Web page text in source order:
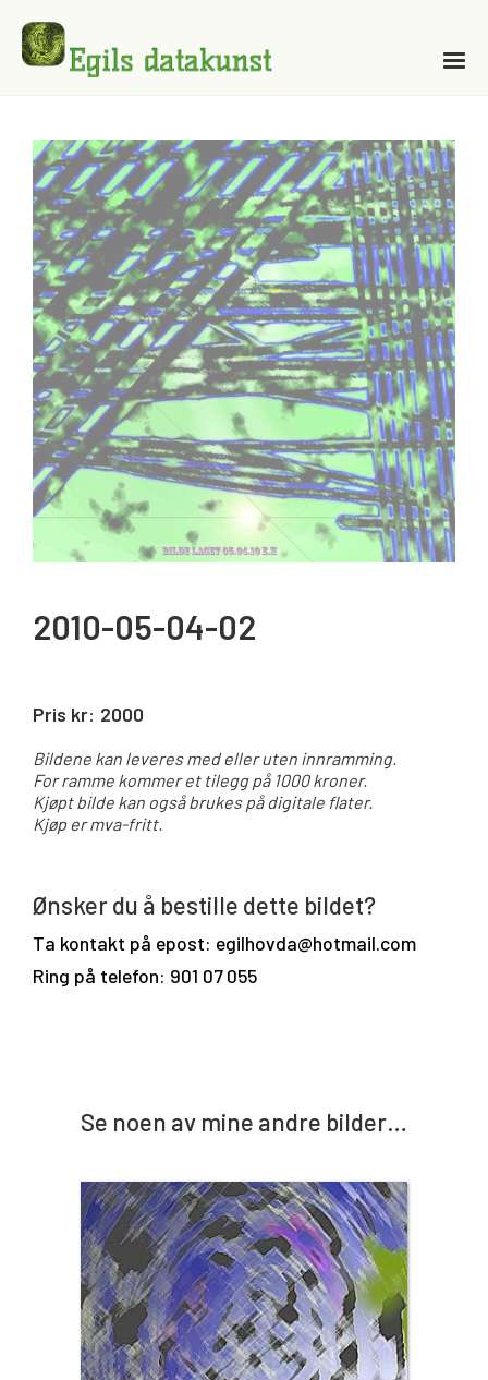
2010-05-04-02
Pris kr: 2000
Bildene kan leveres med eller uten innramming.
For ramme kommer et tilegg på 1000 kroner.
Kjøpt bilde kan også brukes på digitale flater.
Kjøp er mva-fritt.
Ønsker du å bestille dette bildet?
Ta kontakt på epost: egilhovda@hotmail.com
Ring på telefon: 901 07 055
Se noen av mine andre bilder…